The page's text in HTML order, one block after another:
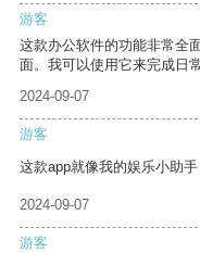
游客
这款办公软件的功能非常全
面。我可以使用它来完成日
2024-09-07
游客
这款app就像我的娱乐小助
2024-09-07
游客